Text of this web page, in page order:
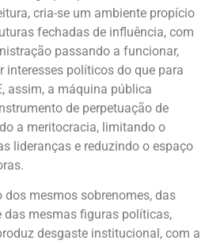
cria-se um ambiente propício
fechadas de influência, com
passando a funcionar,
interesses políticos do que para
assim, a máquina pública
de perpetuação de
a meritocracia, limitando o
lideranças e reduzindo o espaço
dos mesmos sobrenomes, das
das mesmas figuras políticas,
desgaste institucional, com a